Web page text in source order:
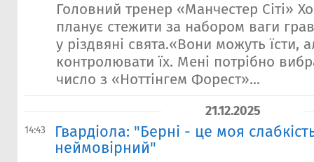
Головний тренер «Манчестер Сіті»
планує стежити за набором ваги
у різдвяні свята.«Вони можуть їсти,
контролювати їх. Мені потрібно
число з «Ноттінгем Форест»...
21.12.2025
14:43
Гвардіола: "Берні - це моя
неймовірний"